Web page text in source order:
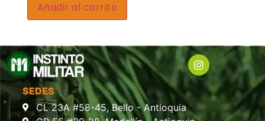
Añadir al carrito
SEDES
CL 23A #58-45, Bello - Antioquia